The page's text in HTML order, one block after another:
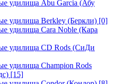
удилища Abu Garcia (Абу
удилища Berkley (Беркли) [0]
удилища Cara Noble (Кара
удилища CD Rods (СиДи
удилища Champion Rods
[15]